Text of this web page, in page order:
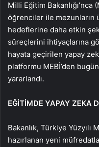
Milli Eğitim
öğrenciler ile mezunların
hedeflerine daha etkin
süreçlerini ihtiyaçlarına
hayata geçirilen yapay
platformu MEBİ’den
yararlandı.
EĞİTİMDE YAPAY ZEKA
Bakanlık, Türkiye Yüzyılı
hazırlanan yeni